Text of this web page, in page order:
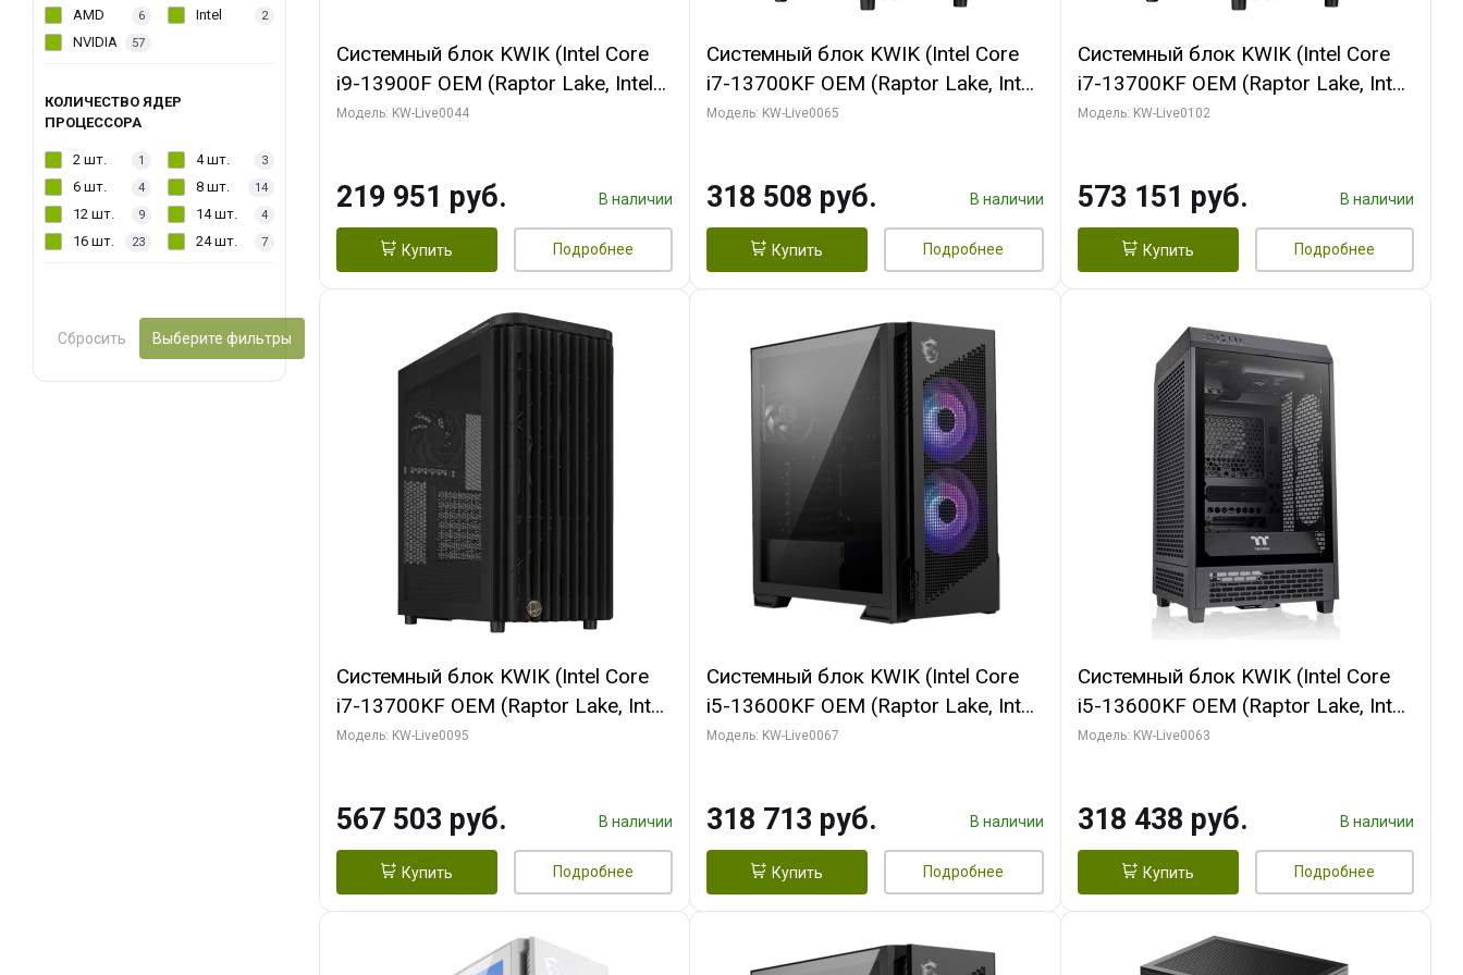
AMD 6 Intel 2
NVIDIA 57
КОЛИЧЕСТВО ЯДЕР
ПРОЦЕССОРА
2 шт. 1 4 шт. 3
6 шт. 4 8 шт. 14
12 шт. 9 14 шт. 4
16 шт. 23 24 шт. 7
Сбросить Выберите фильтры
Системный блок KWIK (Intel Core
i9-13900F OEM (Raptor Lake, Intel
7, Efficient-co/ 32 ГБ ОЗУ (2
HD/ 512 ГБ SSD)
Модель: KW-Live0044
219 951 руб. В наличии
Купить Подробнее
Системный блок KWIK (Intel Core
i7-13700KF OEM (Raptor Lake, Intel
7, C16 8EC/8PC/ 64 ГБ ОЗУ (2
2/ 1 ТБ SSD)
Модель: KW-Live0065
318 508 руб. В наличии
Купить Подробнее
Системный блок KWIK (Intel Core
i7-13700KF OEM (Raptor Lake, Intel
7, C16 8EC/8PC/ 32 ГБ ОЗУ (2
Turbo/ 960 ГБ SSD)
Модель: KW-Live0102
573 151 руб. В наличии
Купить Подробнее
Системный блок KWIK (Intel Core
i7-13700KF OEM (Raptor Lake, Intel
7, C16 8EC/8PC/ 32 ГБ ОЗУ (2
Turbo/ 512 ГБ SSD)
Модель: KW-Live0095
567 503 руб. В наличии
Купить Подробнее
Системный блок KWIK (Intel Core
i5-13600KF OEM (Raptor Lake, Intel
7, C14 8EC/6PC/ 64 ГБ ОЗУ/ Palit
SSD)
Модель: KW-Live0067
318 713 руб. В наличии
Купить Подробнее
Системный блок KWIK (Intel Core
i5-13600KF OEM (Raptor Lake, Intel
7, C14 8EC/6PC/ 64 ГБ ОЗУ/ MSI
SSD)
Модель: KW-Live0063
318 438 руб. В наличии
Купить Подробнее